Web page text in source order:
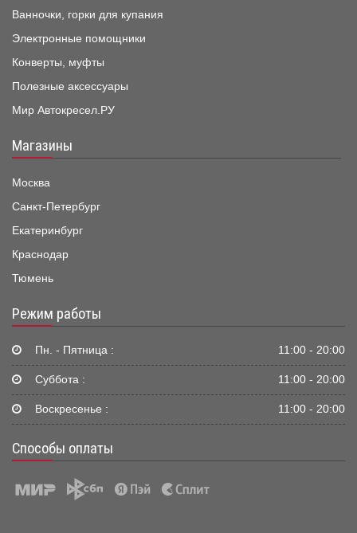
Ванночки, горки для купания
Электронные помощники
Конверты, муфты
Полезные аксессуары
Мир Автокресел.РУ
Магазины
Москва
Санкт-Петербург
Екатеринбург
Краснодар
Тюмень
Режим работы
Пн. - Пятница : 11:00 - 20:00
Суббота : 11:00 - 20:00
Воскресенье : 11:00 - 20:00
Способы оплаты